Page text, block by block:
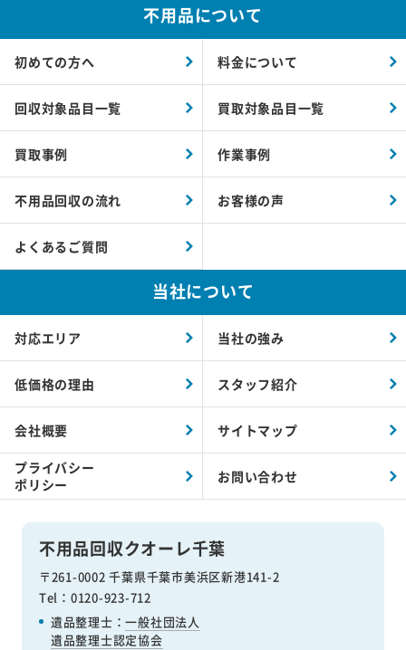
不用品回収クオーレ千葉
〒261-0002 千葉県千葉市美浜区新港141-2
Tel：0120-923-712
遺品整理士：一般社団法人
遺品整理士認定協会
不用品について
初めての方へ 料金について
回収対象品目一覧 買取対象品目一覧
買取事例 作業事例
不用品回収の流れ お客様の声
よくあるご質問
当社について
対応エリア 当社の強み
低価格の理由 スタッフ紹介
会社概要 サイトマップ
プライバシー
ポリシー
お問い合わせ